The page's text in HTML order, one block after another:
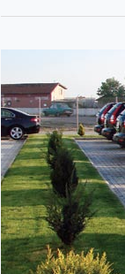
hidrogen